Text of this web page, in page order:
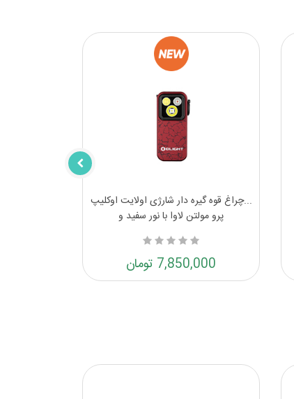
...چراغ قوه گیره دار شارژی اولایت اوکلیپ
پرو مولتن لاوا با نور سفید و
7,850,000 تومان